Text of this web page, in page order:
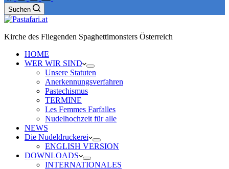
Suchen
Kirche des Fliegenden Spaghettimonsters Österreich
HOME
WER WIR SIND
Unsere Statuten
Anerkennungsverfahren
Pastechismus
TERMINE
Les Femmes Farfalles
Nudelhochzeit für alle
NEWS
Die Nudeldruckerei
ENGLISH VERSION
DOWNLOADS
INTERNATIONALES